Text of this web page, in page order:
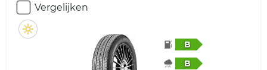
Vergelijken
B
B